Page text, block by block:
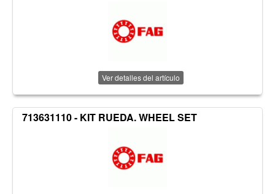
Ver detalles del artículo
713631110 - KIT RUEDA. WHEEL SET